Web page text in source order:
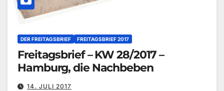
DER FREITAGSBRIEF FREITAGSBRIEF 2017
Freitagsbrief – KW 28/2017 –
Hamburg, die Nachbeben
14. JULI 2017